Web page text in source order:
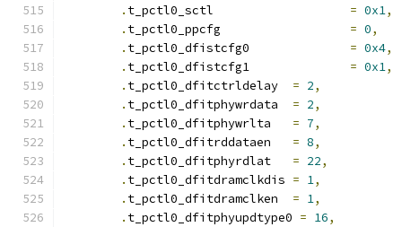
.
= 0x1,
.
= 0,
.
= 0x4,
.
= 0x1,
.
= 2,
.
= 2,
.
= 7,
.
= 8,
.
= 22,
.
= 1,
.
= 1,
. t_pctl0_dfitphyupdtype0 = 16,